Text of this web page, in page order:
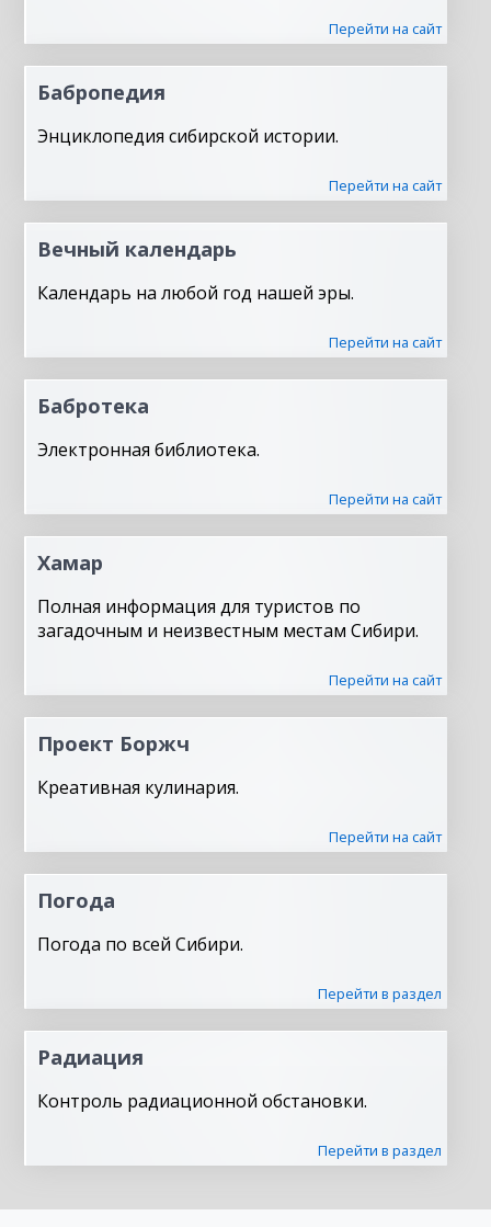
Перейти на сайт
Бабропедия
Энциклопедия сибирской истории.
Перейти на сайт
Вечный календарь
Календарь на любой год нашей эры.
Перейти на сайт
Бабротека
Электронная библиотека.
Перейти на сайт
Хамар
Полная информация для туристов по
загадочным и неизвестным местам Сибири.
Перейти на сайт
Проект Боржч
Креативная кулинария.
Перейти на сайт
Погода
Погода по всей Сибири.
Перейти в раздел
Радиация
Контроль радиационной обстановки.
Перейти в раздел